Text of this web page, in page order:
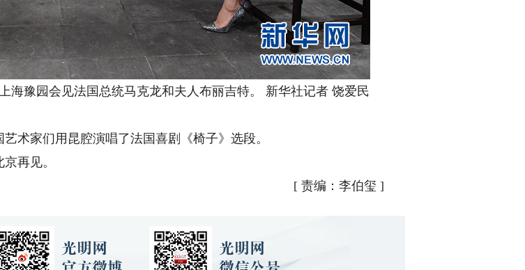
豫园会见法国总统马克龙和夫人布丽吉特。 新华社记者 饶爱民
家们用昆腔演唱了法国喜剧《椅子》选段。
再见。
[ 责编：李伯玺 ]